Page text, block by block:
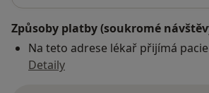
Způsoby platby (soukromé
Na teto adrese lékař přijímá
Detaily